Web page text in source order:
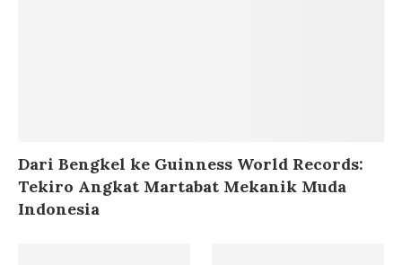
Dari Bengkel ke Guinness World Records:
Tekiro Angkat Martabat Mekanik Muda
Indonesia